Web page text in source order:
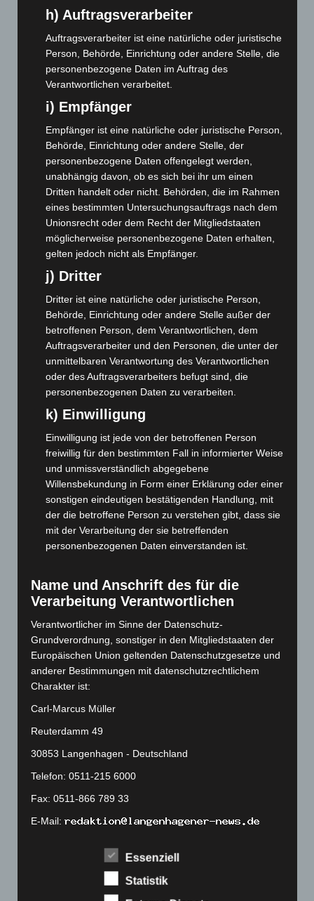
November 2024 (94)
Oktober 2024(93)
September 2024(112)
August 2024(107)
Juli 2024(89)
Juni 2024(107)
Mai 2024(149)
April 2024(102)
März 2024(103)
Februar 2024(103)
Januar 2024(111)
Dezember 2023(130)
November 2023(130)
Oktober 2023 (114)
September 2023(133)
August 2023
Juli 2023(118)
Juni 2023 (142)
April 2023
März 2023(174)
Februar 2023(154)
Januar 2023(140)
Dezember 2022
(130)
November 2022(167)
Oktober 2022(166)
August 2022(166)
Juni 2022(167)
Mai 2022(177)
April 2022(198)
Dezember 2021(204)
November 2021(215)
Oktober 2021(171)
September 2021(180)
(154)
h) Auftragsverarbeiter
Auftragsverarbeiter ist eine natürliche oder juristische
Person, Behörde, Einrichtung oder andere Stelle, die
personenbezogene Daten im Auftrag des
Verantwortlichen verarbeitet.
i) Empfänger
Empfänger ist eine natürliche oder juristische Person,
Behörde, Einrichtung oder andere Stelle, der
personenbezogene Daten offengelegt werden,
unabhängig davon, ob es sich bei ihr um einen
Dritten handelt oder nicht. Behörden, die im Rahmen
eines bestimmten Untersuchungsauftrags nach dem
Unionsrecht oder dem Recht der Mitgliedstaaten
möglicherweise personenbezogene Daten erhalten,
gelten jedoch nicht als Empfänger.
j) Dritter
Dritter ist eine natürliche oder juristische Person,
Behörde, Einrichtung oder andere Stelle außer der
betroffenen Person, dem Verantwortlichen, dem
Auftragsverarbeiter und den Personen, die unter der
unmittelbaren Verantwortung des Verantwortlichen
oder des Auftragsverarbeiters befugt sind, die
personenbezogenen Daten zu verarbeiten.
k) Einwilligung
Einwilligung ist jede von der betroffenen Person
freiwillig für den bestimmten Fall in informierter Weise
und unmissverständlich abgegebene
Willensbekundung in Form einer Erklärung oder einer
sonstigen eindeutigen bestätigenden Handlung, mit
der die betroffene Person zu verstehen gibt, dass sie
mit der Verarbeitung der sie betreffenden
personenbezogenen Daten einverstanden ist.
Name und Anschrift des für die
Verarbeitung Verantwortlichen
Verantwortlicher im Sinne der Datenschutz-
Grundverordnung, sonstiger in den Mitgliedstaaten der
Europäischen Union geltenden Datenschutzgesetze und
anderer Bestimmungen mit datenschutzrechtlichem
Charakter ist:
Carl-Marcus Müller
Reuterdamm 49
30853 Langenhagen - Deutschland
Telefon: 0511-215 6000
Fax: 0511-866 789 33
E-Mail:
Die Internetseiten verwenden Cookies. Cookies sind
Textdateien, welche über einen Internetbrowser auf
Essenziell
Statistik